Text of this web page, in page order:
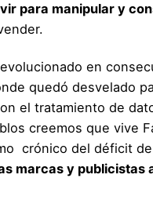
para manipular y
en
quedó desvelado
el tratamiento de
creemos que vive
crónico del déficit
marcas y publicistas